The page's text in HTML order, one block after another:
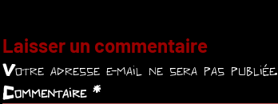
Laisser un commentaire
Votre adresse e-mail ne sera pas publiée.
Commentaire *